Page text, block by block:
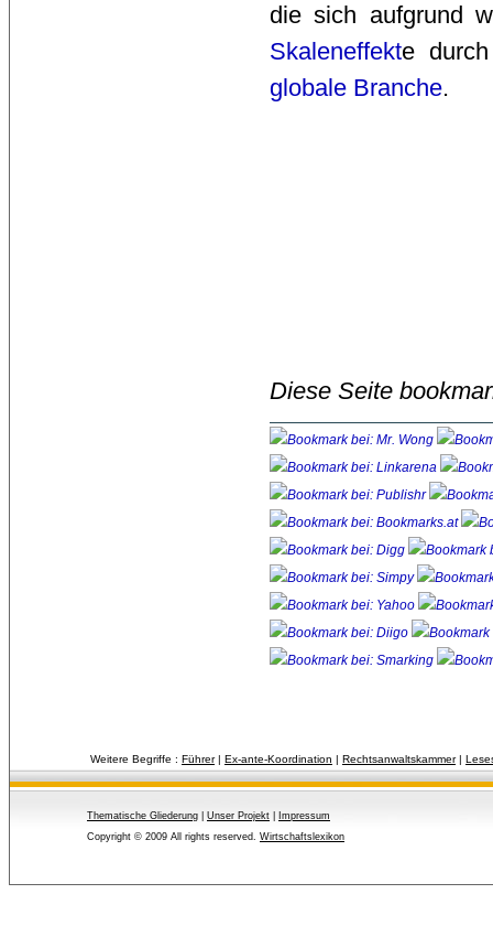
die sich aufgrund
Skaleneffekte
globale Branche.
Diese Seite
Weitere Begriffe : Führer| Ex-ante-Koordination | Rechtsanwaltskammer|
Thematische Gliederung Unser Projekt
Impressum
Copyright © 2009 All rights reserved. Wirtschaftslexikon